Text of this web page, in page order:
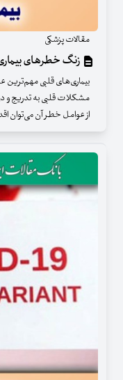
مقالات پزشکی
زنگ خطرهای
بیماری‌های قلبی
مشکلات قلبی به تدریج و
از عوامل خطر آن می‌توان